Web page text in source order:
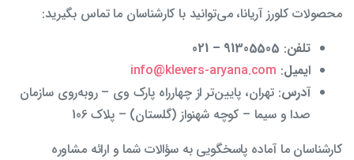
محصولات کلورز آریانا، می‌توانید با کارشناسان ما تماس بگیرید:
تلفن:
91305505 – 021
ایمیل:
info@klevers-aryana.com
آدرس: تهران، پایین‌تر از چهارراه پارک وی – روبه‌روی سازمان
صدا و سیما – کوچه شهنواز (گلستان) – پلاک 106
کارشناسان ما آماده پاسخگویی به سؤالات شما و ارائه مشاوره